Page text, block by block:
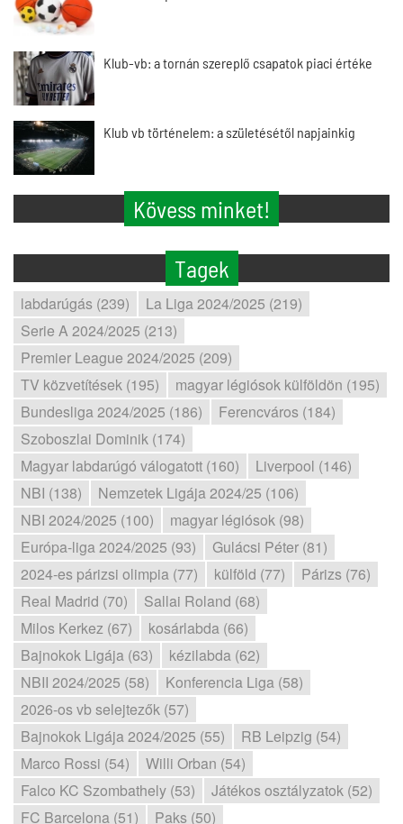
Klub-vb: a tornán szereplő csapatok piaci értéke
Klub vb történelem: a születésétől napjainkig
Kövess minket!
Tagek
labdarúgás (239)
La Liga 2024/2025 (219)
Serie A 2024/2025 (213)
Premier League 2024/2025 (209)
TV közvetítések (195)
magyar légiósok külföldön (195)
Bundesliga 2024/2025 (186)
Ferencváros (184)
Szoboszlai Dominik (174)
Magyar labdarúgó válogatott (160)
Liverpool (146)
NBI (138)
Nemzetek Ligája 2024/25 (106)
NBI 2024/2025 (100)
magyar légiósok (98)
Európa-liga 2024/2025 (93)
Gulácsi Péter (81)
2024-es párizsi olimpia (77)
külföld (77)
Párizs (76)
Real Madrid (70)
Sallai Roland (68)
Milos Kerkez (67)
kosárlabda (66)
Bajnokok Ligája (63)
kézilabda (62)
NBII 2024/2025 (58)
Konferencia Liga (58)
2026-os vb selejtezők (57)
Bajnokok Ligája 2024/2025 (55)
RB Leipzig (54)
Marco Rossi (54)
Willi Orban (54)
Falco KC Szombathely (53)
Játékos osztályzatok (52)
FC Barcelona (51)
Paks (50)